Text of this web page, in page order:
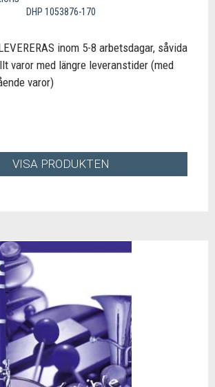
DHP 1053876-170
inom 5-8 arbetsdagar, såvida
varor med längre leveranstider (med
varor)
VISA PRODUKTEN